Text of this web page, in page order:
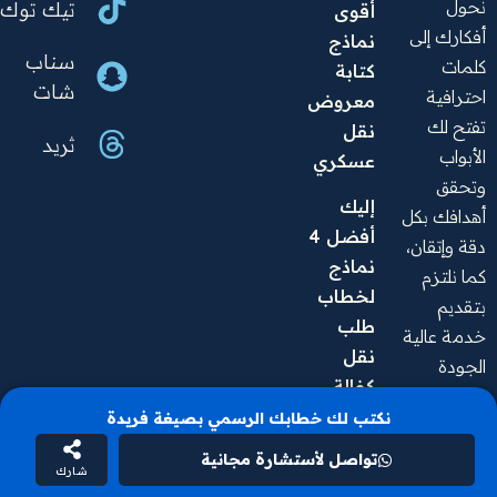
نكتب لك خطابك الرسمي بصيغة فريدة
تواصل لأستشارة مجانية
شارك
نحول
أفكارك إلى
كلمات
احترافية
تفتح لك
الأبواب
وتحقق
أهدافك بكل
دقة وإتقان،
كما نلتزم
بتقديم
خدمة عالية
الجودة
تناسب
والمهنية
عسكري
كفالة
pdf
احصل
على
تيك توك
سناب
شات
ثريد